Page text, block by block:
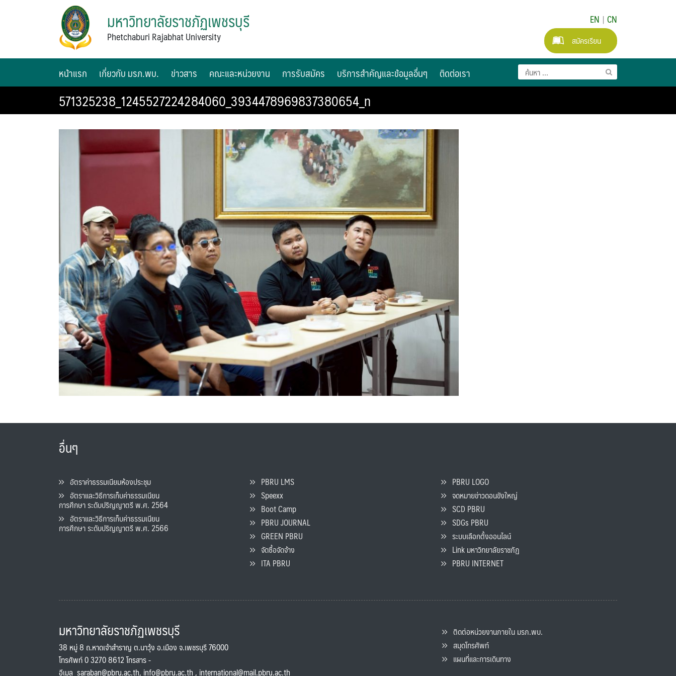
มหาวิทยาลัยราชภัฏเพชรบุรี
Phetchaburi Rajabhat University
EN | CN
สมัครเรียน
หน้าแรก เกี่ยวกับ มรภ.พบ. ข่าวสาร คณะและหน่วยงาน การรับสมัคร บริการสำคัญและข้อมูลอื่นๆ ติดต่อเรา
571325238_1245527224284060_3934478969837380654_n
อื่นๆ
อัตราค่าธรรมเนียมห้องประชุม
อัตราและวิธีการเก็บค่าธรรมเนียน
การศึกษา ระดับปริญญาตรี พ.ศ. 2564
อัตราและวิธีการเก็บค่าธรรมเนียน
การศึกษา ระดับปริญญาตรี พ.ศ. 2566
PBRU LMS
Speexx
Boot Camp
PBRU JOURNAL
GREEN PBRU
จัดซื้อจัดจ้าง
ITA PBRU
PBRU LOGO
จดหมายข่าวดอนขังใหญ่
SCD PBRU
SDGs PBRU
ระบบเลือกตั้งออนไลน์
Link มหาวิทยาลัยราชภัฏ
PBRU INTERNET
มหาวิทยาลัยราชภัฏเพชรบุรี
38 หมู่ 8 ถ.หาดเจ้าสำราญ ต.นาวุ้ง อ.เมือง จ.เพชรบุรี 76000
โทรศัพท์ 0 3270 8612 โทรสาร -
อีเมล saraban@pbru.ac.th, info@pbru.ac.th, international@mail.pbru.ac.th
ติดต่อหน่วยงานภายใน มรภ.พบ.
สมุดโทรศัพท์
แผนที่และการเดินทาง